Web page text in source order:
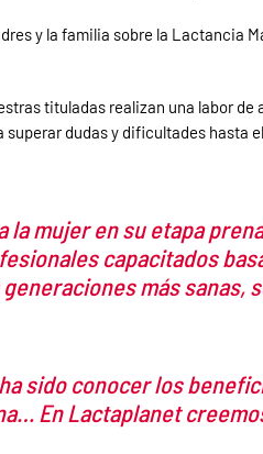
y la familia sobre la Lactancia
tituladas realizan una labor
dudas y dificultades hasta
mujer en su etapa
capacitados
más sanas,
sido conocer los
En Lactaplanet